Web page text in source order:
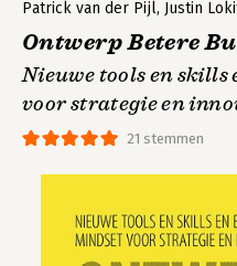
21 stemmen
Patrick van der Pijl, Justin
Ontwerp Betere
Nieuwe tools en skills
voor strategie en